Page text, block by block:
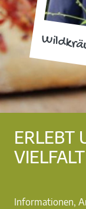
ERLEBT
Informationen,